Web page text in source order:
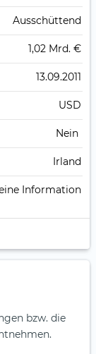
Ausschüttend
1,02 Mrd. €
13.09.2011
USD
Nein
Irland
Information
bzw. die